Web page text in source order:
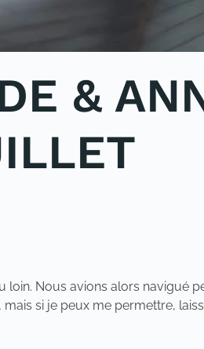
&
Nous avions alors navigué
si je peux me permettre,